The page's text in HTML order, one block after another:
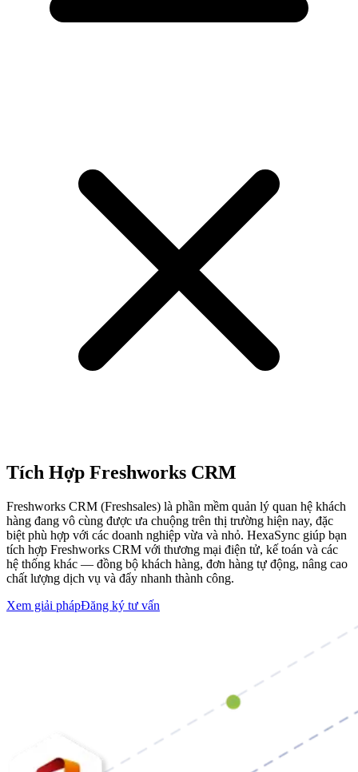
Tích Hợp Freshworks CRM
Freshworks CRM (Freshsales) là phần mềm quản lý quan hệ khách
hàng đang vô cùng được ưa chuộng trên thị trường hiện nay, đặc
biệt phù hợp với các doanh nghiệp vừa và nhỏ. HexaSync giúp bạn
tích hợp Freshworks CRM với thương mại điện tử, kế toán và các
hệ thống khác — đồng bộ khách hàng, đơn hàng tự động, nâng cao
chất lượng dịch vụ và đẩy nhanh thành công.
Xem giải phápĐăng ký tư vấn